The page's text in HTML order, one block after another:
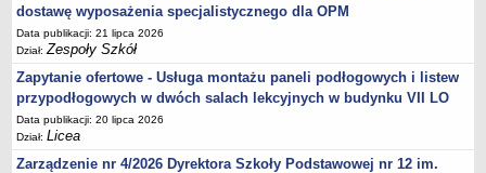
dostawę wyposażenia specjalistycznego dla OPM
Data publikacji: 21 lipca 2026
Dział:Zespoły Szkół
Zapytanie ofertowe - Usługa montażu paneli podłogowych i listew
przypodłogowych w dwóch salach lekcyjnych w budynku VII LO
Data publikacji: 20 lipca 2026
Dział:Licea
Zarządzenie nr 4/2026 Dyrektora Szkoły Podstawowej nr 12 im.